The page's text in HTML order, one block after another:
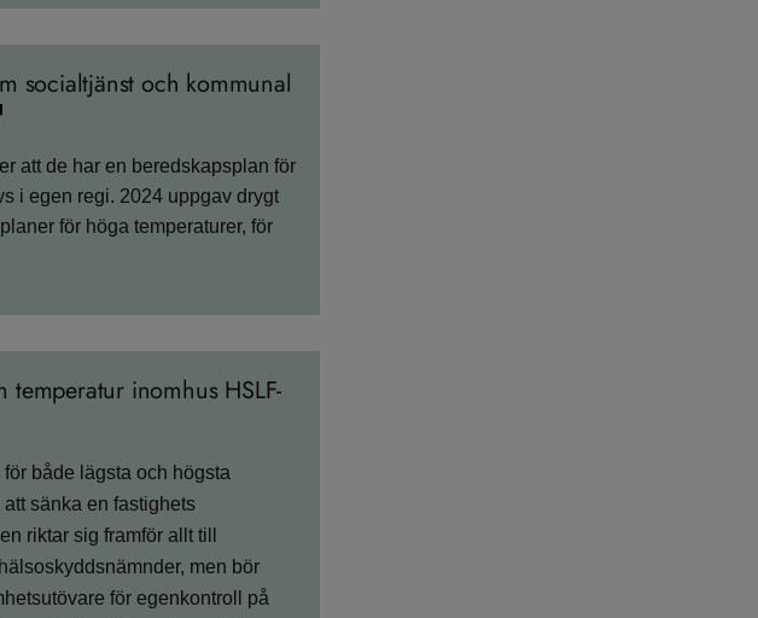
socialtjänst och kommunal
att de har en beredskapsplan för
i egen regi. 2024 uppgav drygt
för höga temperaturer, för
inomhus HSLF-
både lägsta och högsta
sänka en fastighets
riktar sig framför allt till
men bör
för egenkontroll på